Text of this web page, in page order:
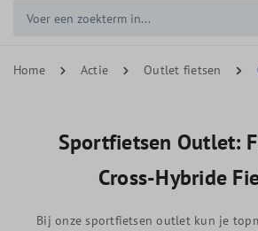
Home Actie Outlet fietsen
Sportfietsen Outlet:
Cross-Hybride
Bij onze sportfietsen outlet kun je